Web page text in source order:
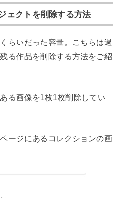
ェクトを削除する方法
らいだった容量。こちらは過
る作品を削除する方法をご紹
る画像を1枚1枚削除してい
ージにあるコレクションの画